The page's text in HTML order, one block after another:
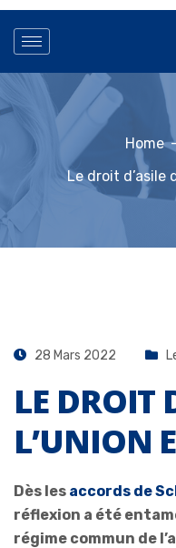
Home
Le droit d’asile
28 Mars 2022
LE DROIT
L’UNION
Dès les accords de
réflexion a été
régime commun de